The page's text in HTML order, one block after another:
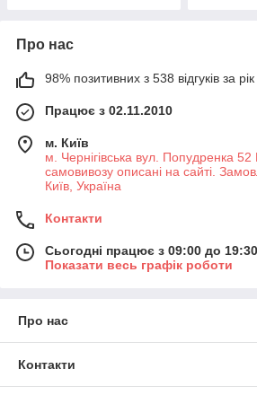
Про нас
98% позитивних з 538 відгуків за рік
Працює з 02.11.2010
м. Київ
м. Чернігівська вул. Попудренка
самовивозу описані на сайті.
Київ, Україна
Контакти
Сьогодні працює з 09:00 до 19:30
Показати весь графік роботи
Про нас
Контакти